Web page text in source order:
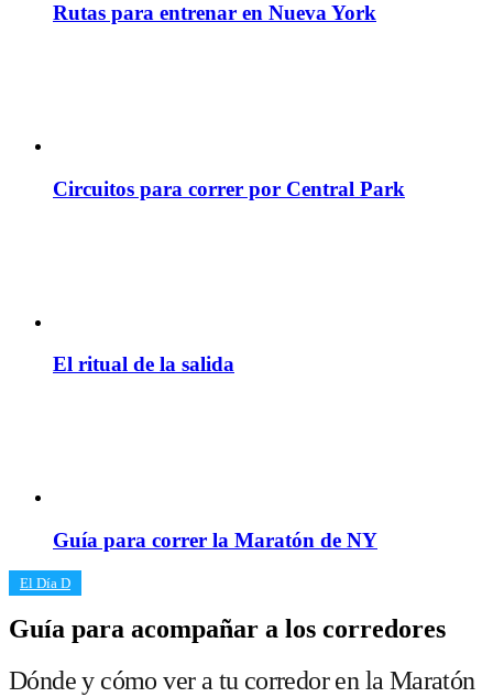
Rutas para entrenar en Nueva York
Circuitos para correr por Central Park
El ritual de la salida
Guía para correr la Maratón de NY
​El Día D
Guía para acompañar a los corredores
Dónde y cómo ver a tu corredor en la Maratón